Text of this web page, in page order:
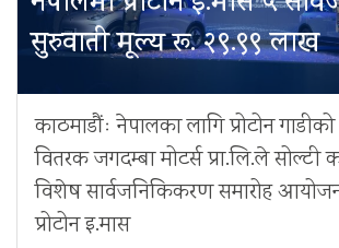
सुरुवाती मूल्य रू. २९.९९ लाख
काठमाडौंः नेपालका लागि प्रोटोन
वितरक जगदम्बा मोटर्स प्रा.लि.ले सोल्टी
विशेष सार्वजनिकिकरण समारोह
प्रोटोन इ.मास